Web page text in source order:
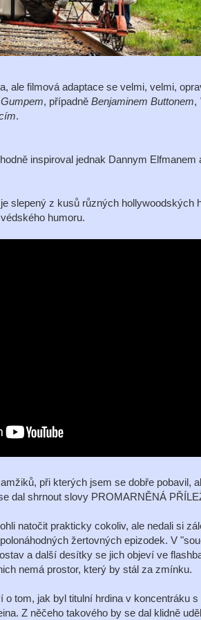
ale filmová adaptace se velmi, velmi,
, případně Benjaminem Buttonem,
.
inspiroval jednak Dannym Elfmanem
slepený z kusů různých hollywoodských
humoru.
při kterých jsem se dobře pobavil,
dal shrnout slovy PROMARNĚNÁ
natočit prakticky cokoliv, ale nedali si
žertovných epizodek. V
a další desítky se jich objeví ve
nemá prostor, který by stál za zmínku.
o tom, jak byl titulní hrdina v koncentráku s
Z něčeho takového by se dal klidně